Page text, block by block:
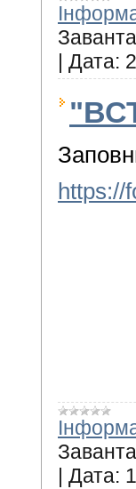
| Дата:
https://
Дата: